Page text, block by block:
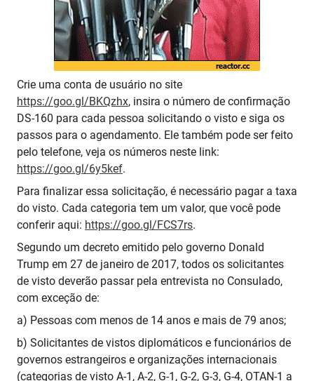
Crie uma conta de usuário no site
https://goo.gl/BKQzhx, insira o número de confirmação
DS-160 para cada pessoa solicitando o visto e siga os
passos para o agendamento. Ele também pode ser feito
pelo telefone, veja os números neste link:
https://goo.gl/6y5kef.
Para finalizar essa solicitação, é necessário pagar a taxa
do visto. Cada categoria tem um valor, que você pode
conferir aqui: https://goo.gl/FCS7rs.
Segundo um decreto emitido pelo governo Donald
Trump em 27 de janeiro de 2017, todos os solicitantes
de visto deverão passar pela entrevista no Consulado,
com exceção de:
a) Pessoas com menos de 14 anos e mais de 79 anos;
b) Solicitantes de vistos diplomáticos e funcionários de
governos estrangeiros e organizações internacionais
(categorias de visto A-1, A-2, G-1, G-2, G-3, G-4, OTAN-1 a